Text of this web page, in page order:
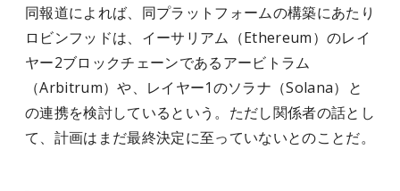
同報道によれば、同プラットフォームの構築にあたり
ロビンフッドは、イーサリアム（Ethereum）のレイ
ヤー2ブロックチェーンであるアービトラム
（Arbitrum）や、レイヤー1のソラナ（Solana）と
の連携を検討しているという。ただし関係者の話とし
て、計画はまだ最終決定に至っていないとのことだ。